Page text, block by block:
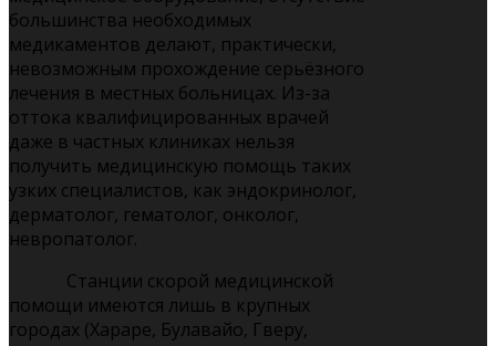
большинства необходимых
медикаментов делают, практически,
невозможным прохождение серьёзного
лечения в местных больницах. Из-за
оттока квалифицированных врачей
даже в частных клиниках нельзя
получить медицинскую помощь таких
узких специалистов, как эндокринолог,
дерматолог, гематолог, онколог,
невропатолог.
Станции скорой медицинской
помощи имеются лишь в крупных
городах (Хараре, Булавайо, Гверу,